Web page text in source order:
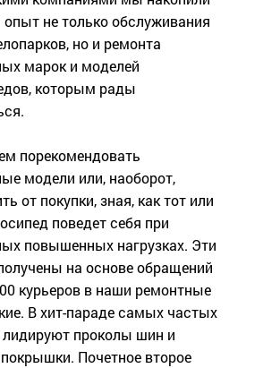
не только обслуживания
но и ремонта
марок и моделей
которым рады
порекомендовать
модели или, наоборот,
от покупки, зная, как тот или
поведет себя при
повышенных нагрузках. Эти
на основе обращений
курьеров в наши ремонтные
В хит-параде самых частых
проколы шин и
Почетное второе